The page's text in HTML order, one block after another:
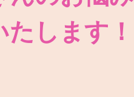
します！